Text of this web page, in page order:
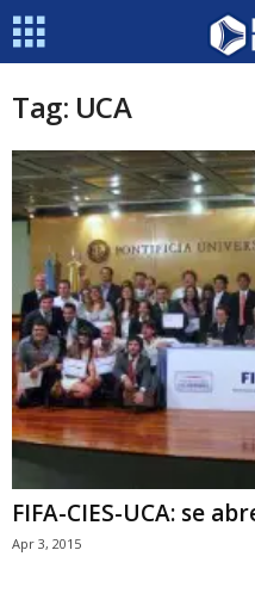
Tag: UCA
FIFA-CIES-UCA: se
Apr 3, 2015